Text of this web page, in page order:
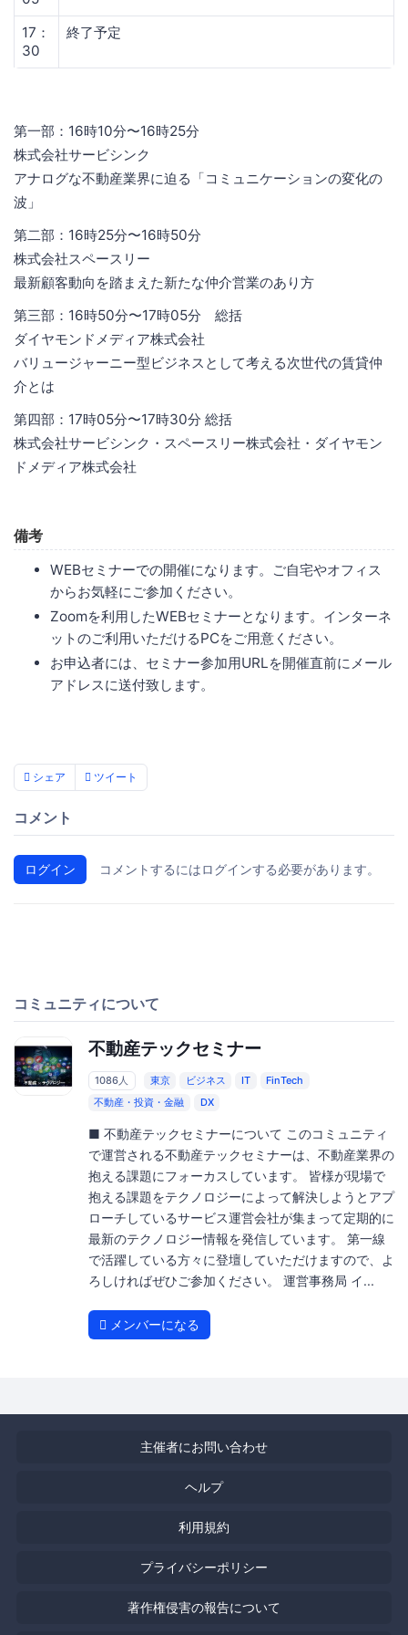
17：
30
終了予定
第一部：16時10分〜16時25分
株式会社サービシンク
アナログな不動産業界に迫る「コミュニケーションの変化の
波」
第二部：16時25分〜16時50分
株式会社スペースリー
最新顧客動向を踏まえた新たな仲介営業のあり方
第三部：16時50分〜17時05分 総括
ダイヤモンドメディア株式会社
バリュージャーニー型ビジネスとして考える次世代の賃貸仲
介とは
第四部：17時05分〜17時30分 総括
株式会社サービシンク・スペースリー株式会社・ダイヤモン
ドメディア株式会社
備考
WEBセミナーでの開催になります。ご自宅やオフィス
からお気軽にご参加ください。
Zoomを利用したWEBセミナーとなります。インターネ
ットのご利用いただけるPCをご用意ください。
お申込者には、セミナー参加用URLを開催直前にメール
アドレスに送付致します。
シェア ツイート
コメント
ログイン コメントするにはログインする必要があります。
コミュニティについて
不動産テックセミナー
1086人 東京 ビジネス IT
FinTech
不動産・投資・金融
DX
■ 不動産テックセミナーについて このコミュニティ
で運営される不動産テックセミナーは、不動産業界の
抱える課題にフォーカスしています。 皆様が現場で
抱える課題をテクノロジーによって解決しようとアプ
ローチしているサービス運営会社が集まって定期的に
最新のテクノロジー情報を発信しています。 第一線
で活躍している方々に登壇していただけますので、よ
ろしければぜひご参加ください。 運営事務局 イ...
メンバーになる
主催者にお問い合わせ
ヘルプ
利用規約
プライバシーポリシー
著作権侵害の報告について